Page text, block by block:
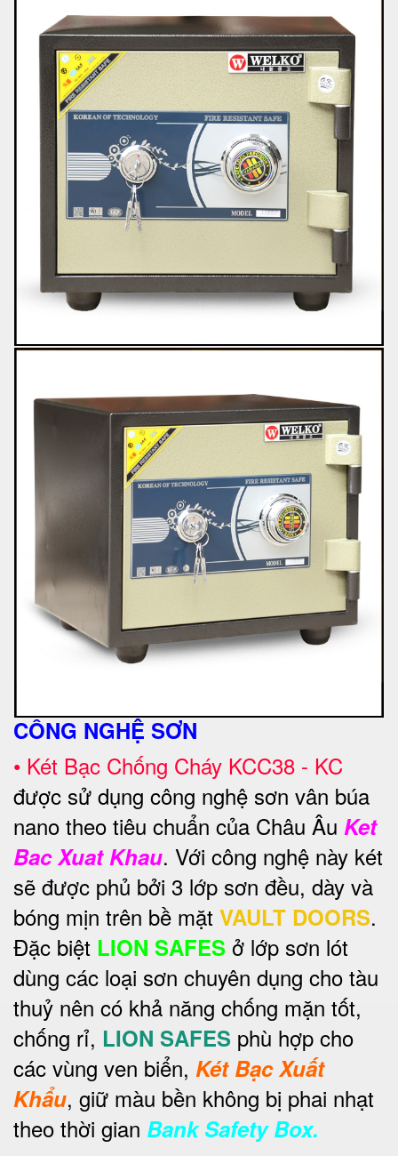
CÔNG NGHỆ SƠN
• Két Bạc Chống Cháy KCC38 - KC
được sử dụng công nghệ sơn vân búa
nano theo tiêu chuẩn của Châu Âu Ket
Bac Xuat Khau. Với công nghệ này két
sẽ được phủ bởi 3 lớp sơn đều, dày và
bóng mịn trên bề mặt VAULT DOORS.
Đặc biệt LION SAFES ở lớp sơn lót
dùng các loại sơn chuyên dụng cho tàu
thuỷ nên có khả năng chống mặn tốt,
chống rỉ, LION SAFES phù hợp cho
các vùng ven biển, Két Bạc Xuất
Khẩu, giữ màu bền không bị phai nhạt
theo thời gian Bank Safety Box.